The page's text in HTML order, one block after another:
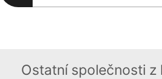
Ostatní společnosti z